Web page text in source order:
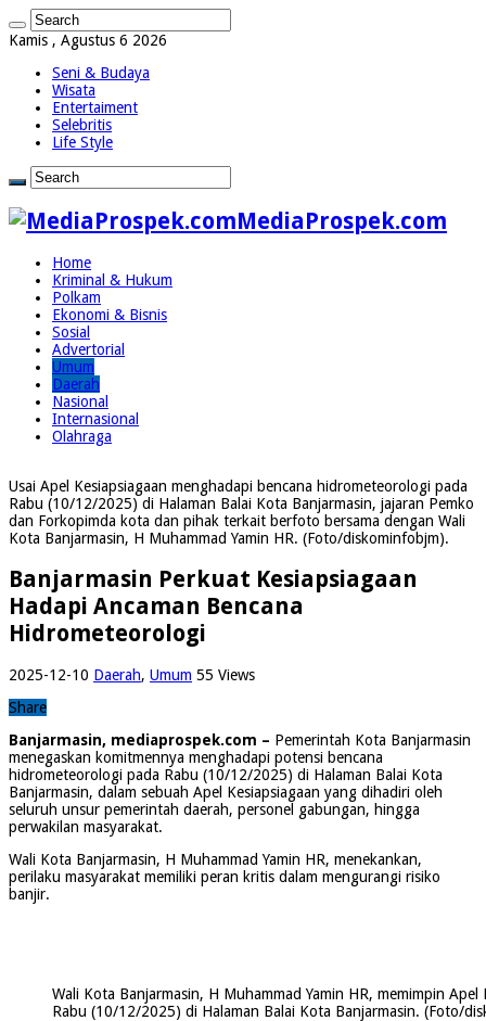
Kamis , Agustus 6 2026
Seni & Budaya
Wisata
Entertaiment
Selebritis
Life Style
MediaProspek.com
Home
Kriminal & Hukum
Polkam
Ekonomi & Bisnis
Sosial
Advertorial
Umum
Daerah
Nasional
Internasional
Olahraga
Usai Apel Kesiapsiagaan menghadapi bencana hidrometeorologi pada
Rabu (10/12/2025) di Halaman Balai Kota Banjarmasin, jajaran Pemko
dan Forkopimda kota dan pihak terkait berfoto bersama dengan Wali
Kota Banjarmasin, H Muhammad Yamin HR. (Foto/diskominfobjm).
Banjarmasin Perkuat Kesiapsiagaan
Hadapi Ancaman Bencana
Hidrometeorologi
2025-12-10 Daerah, Umum 55 Views
Share
Banjarmasin, mediaprospek.com – Pemerintah Kota Banjarmasin
menegaskan komitmennya menghadapi potensi bencana
hidrometeorologi pada Rabu (10/12/2025) di Halaman Balai Kota
Banjarmasin, dalam sebuah Apel Kesiapsiagaan yang dihadiri oleh
seluruh unsur pemerintah daerah, personel gabungan, hingga
perwakilan masyarakat.
Wali Kota Banjarmasin, H Muhammad Yamin HR, menekankan,
perilaku masyarakat memiliki peran kritis dalam mengurangi risiko
banjir.
Wali Kota Banjarmasin, H Muhammad Yamin HR, memimpin
Rabu (10/12/2025) di Halaman Balai Kota Banjarmasin. (Foto/